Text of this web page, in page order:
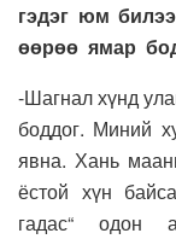
гэдэг юм
өөрөө ямар
-Шагнал хүнд
боддог. Миний
явна. Хань
ёстой хүн
гадас“ одон